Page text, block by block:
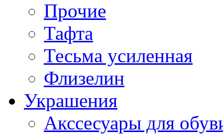
Прочие
Тафта
Тесьма усиленная
Флизелин
Украшения
Акссесуары для